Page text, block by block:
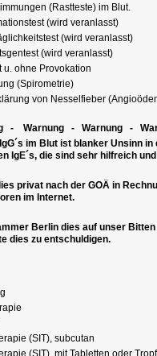
(Rastteste) im Blut.
(wird veranlasst)
(wird veranlasst)
(wird veranlasst)
u. ohne Provokation
(Spirometrie)
von Nesselfieber
- Warnung - Warnung -
im Blut ist blanker Unsinn
IgE´s, die sind sehr hilfreich und
privat nach der GOÄ in
im Internet.
Berlin dies auf unser
dies zu entschuldigen.
(SIT), subcutan
(SIT), mit Tabletten oder